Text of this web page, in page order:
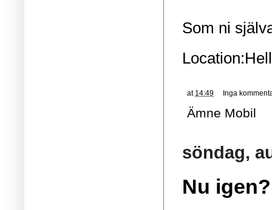
Som ni
Location:
at 14:49 Inga
Ämne Mobil
söndag,
Nu igen?